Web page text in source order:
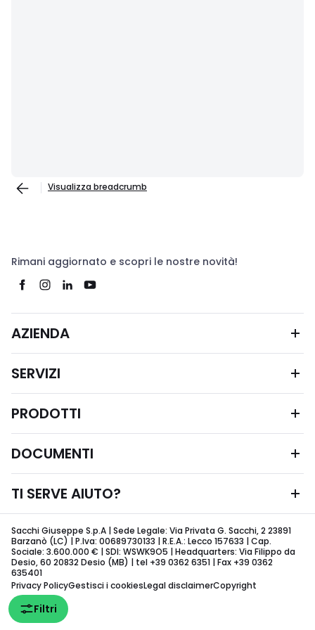
Filtri
Visualizza breadcrumb
Rimani aggiornato e scopri le nostre novità!
AZIENDA
SERVIZI
PRODOTTI
DOCUMENTI
TI SERVE AIUTO?
Sacchi Giuseppe S.p.A | Sede Legale: Via Privata G. Sacchi, 2 23891
Barzanò (LC) | P.Iva: 00689730133 | R.E.A.: Lecco 157633 | Cap.
Sociale: 3.600.000 € | SDI: WSWK9O5 | Headquarters: Via Filippo da
Desio, 60 20832 Desio (MB) | tel +39 0362 6351 | Fax +39 0362
635401
Privacy PolicyGestisci i cookiesLegal disclaimerCopyright